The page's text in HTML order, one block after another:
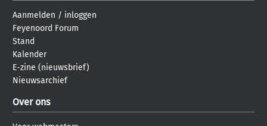
Aanmelden / inloggen
Feyenoord Forum
Stand
Kalender
E-zine (nieuwsbrief)
Nieuwsarchief
Over ons